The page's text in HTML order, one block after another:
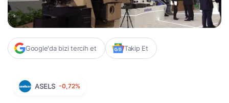
Google'da bizi tercih et Takip Et
ASELS -0,72%